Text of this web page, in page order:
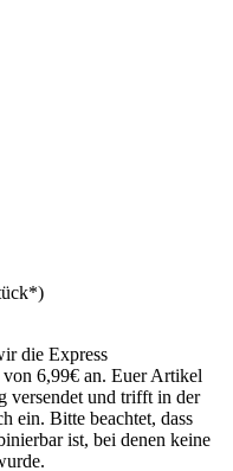
die Express
6,99€ an. Euer Artikel
versendet und trifft in der
ein. Bitte beachtet, dass
ist, bei denen keine